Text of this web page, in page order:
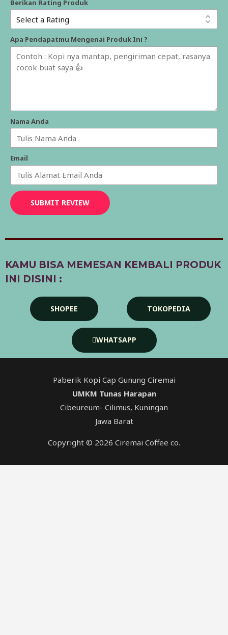
Berikan Rating Produk
Apa Pendapatmu Mengenai Produk Ini ?
Nama Anda
Email
SUBMIT REVIEW
KAMU BISA MEMESAN KEMBALI PRODUK
INI DISINI :
SHOPEE TOKOPEDIA
WHATSAPP
Paberik Kopi Cap Gunung Ciremai
UMKM Tunas Harapan
Cibeureum- Cilimus, Kuningan
Jawa Barat
Copyright © 2026 Ciremai Coffee co.